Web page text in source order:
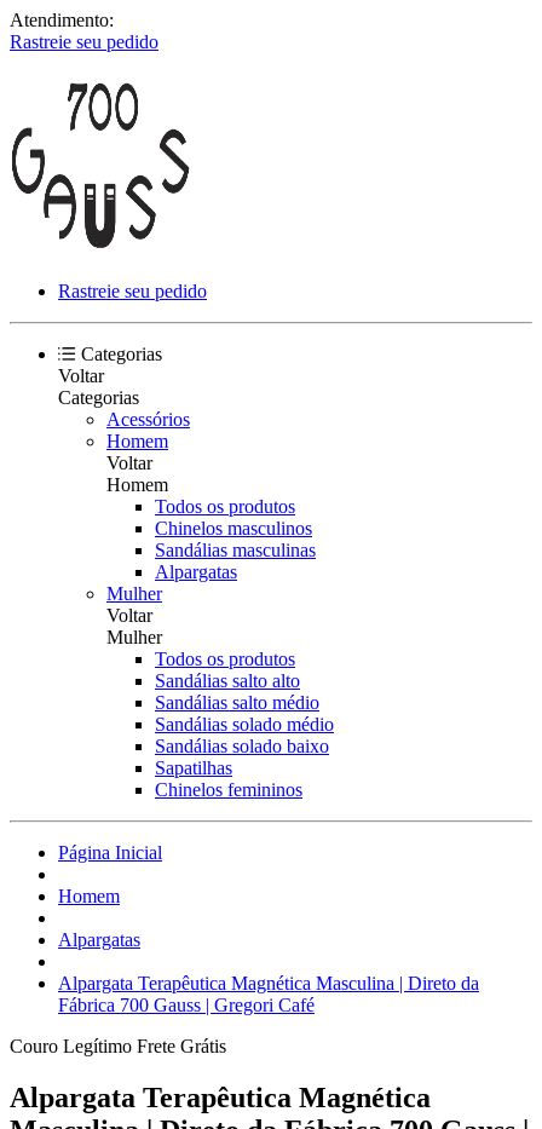
Atendimento:
Rastreie seu pedido
Rastreie seu pedido
Categorias
Voltar
Categorias
Acessórios
Homem
Voltar
Homem
Todos os produtos
Chinelos masculinos
Sandálias masculinas
Alpargatas
Mulher
Voltar
Mulher
Todos os produtos
Sandálias salto alto
Sandálias salto médio
Sandálias solado médio
Sandálias solado baixo
Sapatilhas
Chinelos femininos
Página Inicial
Homem
Alpargatas
Alpargata Terapêutica Magnética Masculina | Direto da
Fábrica 700 Gauss | Gregori Café
Couro Legítimo Frete Grátis
Alpargata Terapêutica Magnética